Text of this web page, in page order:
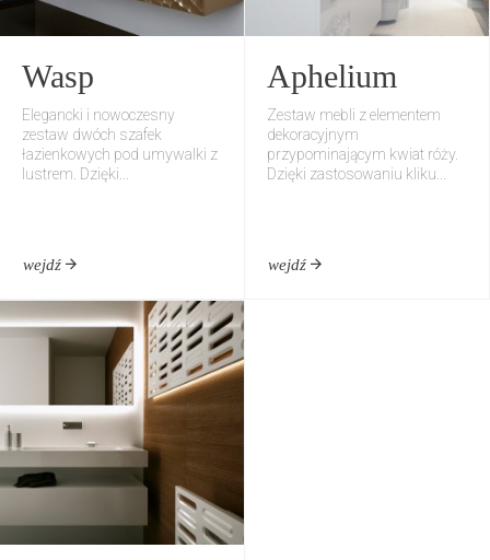
Wasp
Elegancki i nowoczesny
zestaw dwóch szafek
łazienkowych pod umywalki z
lustrem. Dzięki...
wejdź
Aphelium
Zestaw mebli z elementem
dekoracyjnym
przypominającym kwiat róży.
Dzięki zastosowaniu kliku...
wejdź